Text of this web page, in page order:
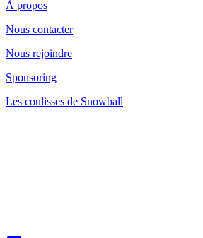
À propos
Nous contacter
Nous rejoindre
Sponsoring
Les coulisses de Snowball